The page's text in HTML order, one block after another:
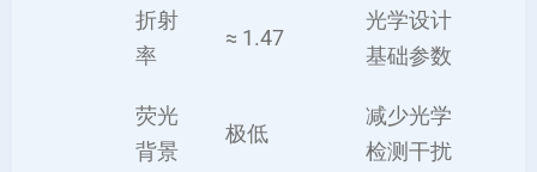
折射
率
≈ 1.47
光学设计
基础参数
荧光
背景
极低
减少光学
检测干扰